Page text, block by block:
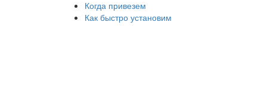
Когда привезем
Как быстро установим